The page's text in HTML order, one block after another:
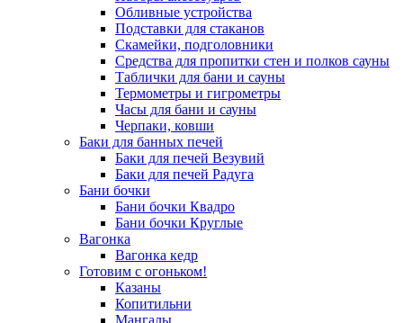
Обливные устройства
Подставки для стаканов
Скамейки, подголовники
Средства для пропитки стен и полков сауны
Таблички для бани и сауны
Термометры и гигрометры
Часы для бани и сауны
Черпаки, ковши
Баки для банных печей
Баки для печей Везувий
Баки для печей Радуга
Бани бочки
Бани бочки Квадро
Бани бочки Круглые
Вагонка
Вагонка кедр
Готовим с огоньком!
Казаны
Копитильни
Мангалы